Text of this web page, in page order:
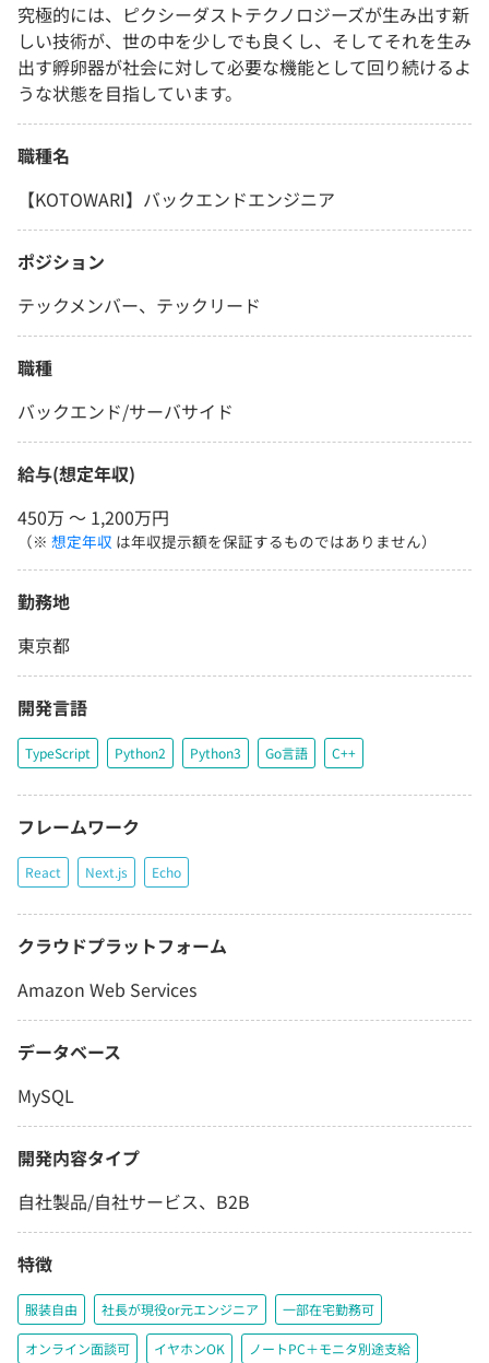
究極的には、ピクシーダストテクノロジーズが生み出す新
しい技術が、世の中を少しでも良くし、そしてそれを生み
出す孵卵器が社会に対して必要な機能として回り続けるよ
うな状態を目指しています。
職種名
【KOTOWARI】バックエンドエンジニア
ポジション
テックメンバー、テックリード
職種
バックエンド/サーバサイド
給与(想定年収)
450万 〜 1,200万円
（※ 想定年収 は年収提示額を保証するものではありません）
勤務地
東京都
開発言語
TypeScript Python2 Python3 Go言語 C++
フレームワーク
React Next.js Echo
クラウドプラットフォーム
Amazon Web Services
データベース
MySQL
開発内容タイプ
自社製品/自社サービス、B2B
特徴
服装自由 社長が現役or元エンジニア 一部在宅勤務可
オンライン面談可 イヤホンOK ノートPC＋モニタ別途支給